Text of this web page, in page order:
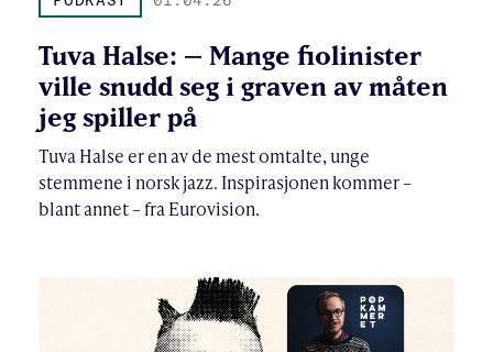
Tuva Halse: – Mange fiolinister
ville snudd seg i graven av måten
jeg spiller på
Tuva Halse er en av de mest omtalte, unge
stemmene i norsk jazz. Inspirasjonen kommer –
blant annet – fra Eurovision.